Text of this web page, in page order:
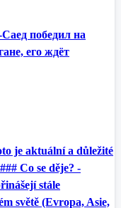
победил на
его ждёт
je aktuální a důležité
Co se děje? -
stále
světě (Evropa, Asie,